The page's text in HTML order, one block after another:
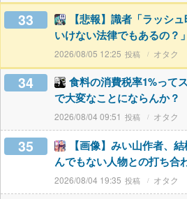
33
【悲報】識者「ラッシ
いけない法律でもあるの？」
2026/08/05 12:25 オタク
34
食料の消費税率1%って
で大変なことにならんか？
2026/08/04 09:51 オタク
35
【画像】みい山作者、
んでもない人物との打ち合
2026/08/04 19:35 オタク